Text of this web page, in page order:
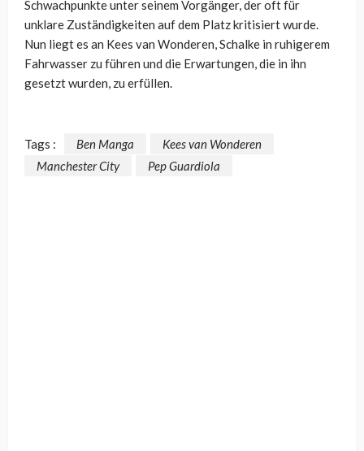
Schwachpunkte unter seinem Vorgänger, der oft für
unklare Zuständigkeiten auf dem Platz kritisiert wurde.
Nun liegt es an Kees van Wonderen, Schalke in ruhigerem
Fahrwasser zu führen und die Erwartungen, die in ihn
gesetzt wurden, zu erfüllen.
Tags : Ben Manga
Kees van Wonderen
Manchester City
Pep Guardiola